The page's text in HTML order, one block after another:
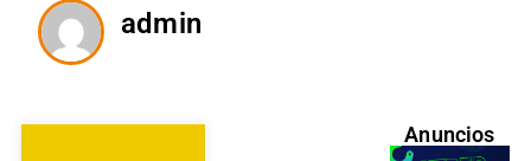
admin
Anuncios